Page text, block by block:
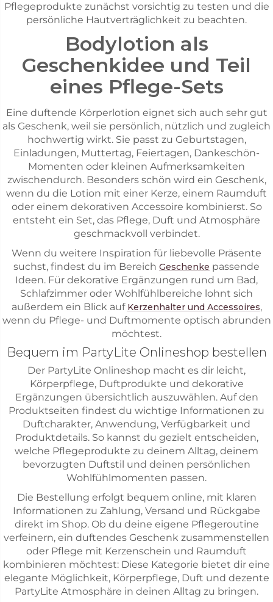
Pflegeprodukte zunächst vorsichtig zu testen und die
persönliche Hautverträglichkeit zu beachten.
Bodylotion als
Geschenkidee und Teil
eines Pflege-Sets
Eine duftende Körperlotion eignet sich auch sehr gut
als Geschenk, weil sie persönlich, nützlich und zugleich
hochwertig wirkt. Sie passt zu Geburtstagen,
Einladungen, Muttertag, Feiertagen, Dankeschön-
Momenten oder kleinen Aufmerksamkeiten
zwischendurch. Besonders schön wird ein Geschenk,
wenn du die Lotion mit einer Kerze, einem Raumduft
oder einem dekorativen Accessoire kombinierst. So
entsteht ein Set, das Pflege, Duft und Atmosphäre
geschmackvoll verbindet.
Wenn du weitere Inspiration für liebevolle Präsente
suchst, findest du im Bereich Geschenke passende
Ideen. Für dekorative Ergänzungen rund um Bad,
Schlafzimmer oder Wohlfühlbereiche lohnt sich
außerdem ein Blick auf Kerzenhalter und Accessoires,
wenn du Pflege- und Duftmomente optisch abrunden
möchtest.
Bequem im PartyLite Onlineshop bestellen
Der PartyLite Onlineshop macht es dir leicht,
Körperpflege, Duftprodukte und dekorative
Ergänzungen übersichtlich auszuwählen. Auf den
Produktseiten findest du wichtige Informationen zu
Duftcharakter, Anwendung, Verfügbarkeit und
Produktdetails. So kannst du gezielt entscheiden,
welche Pflegeprodukte zu deinem Alltag, deinem
bevorzugten Duftstil und deinen persönlichen
Wohlfühlmomenten passen.
Die Bestellung erfolgt bequem online, mit klaren
Informationen zu Zahlung, Versand und Rückgabe
direkt im Shop. Ob du deine eigene Pflegeroutine
verfeinern, ein duftendes Geschenk zusammenstellen
oder Pflege mit Kerzenschein und Raumduft
kombinieren möchtest: Diese Kategorie bietet dir eine
elegante Möglichkeit, Körperpflege, Duft und dezente
PartyLite Atmosphäre in deinen Alltag zu bringen.